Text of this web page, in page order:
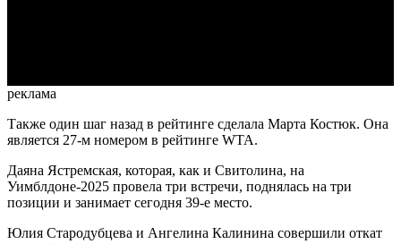
реклама
Также один шаг назад в рейтинге сделала Марта Костюк. Она
является 27-м номером в рейтинге WTA.
Даяна Ястремская, которая, как и Свитолина, на
Уимблдоне-2025 провела три встречи, поднялась на три
позиции и занимает сегодня 39-е место.
Юлия Стародубцева и Ангелина Калинина совершили откат